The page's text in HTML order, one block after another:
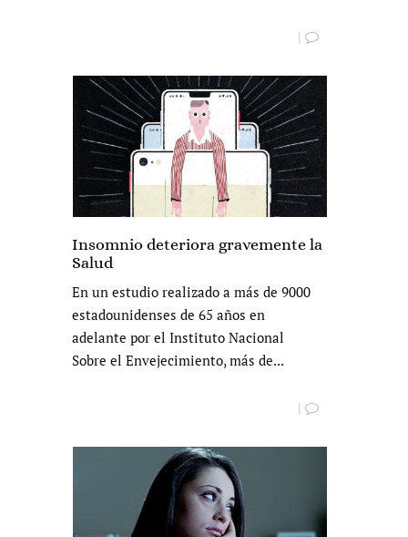
|
Insomnio deteriora gravemente la
Salud
En un estudio realizado a más de 9000
estadounidenses de 65 años en
adelante por el Instituto Nacional
Sobre el Envejecimiento, más de...
|